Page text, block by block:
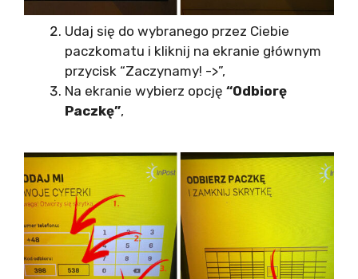
Udaj się do wybranego przez Ciebie
paczkomatu i kliknij na ekranie głównym
przycisk “Zaczynamy! ->”,
Na ekranie wybierz opcję “Odbiorę
Paczkę”,